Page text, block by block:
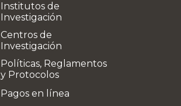
Institutos de
Investigación
Centros de
Investigación
Políticas, Reglamentos
y Protocolos
Pagos en línea